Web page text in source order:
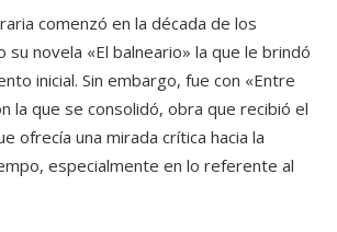
comenzó en la década de los
su novela «El balneario» la que le brindó
inicial. Sin embargo, fue con «Entre
la que se consolidó, obra que recibió el
ofrecía una mirada crítica hacia la
especialmente en lo referente al